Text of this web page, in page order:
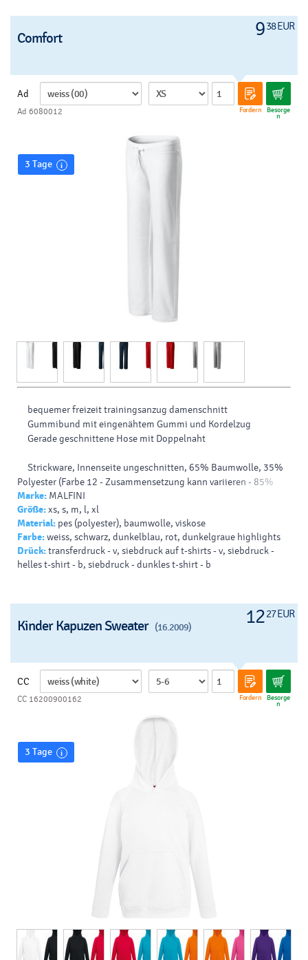
938 EUR
Comfort
Ad
Fordern Besorge
n
Ad 6080012
3 Tage
bequemer freizeit trainingsanzug damenschnitt
Gummibund mit eingenähtem Gummi und Kordelzug
Gerade geschnittene Hose mit Doppelnaht
Strickware, Innenseite ungeschnitten, 65% Baumwolle, 35%
Polyester (Farbe 12 - Zusammensetzung kann variieren - 85%
Baumwolle, 15% Viskose)
Marke: MALFINI
Größe:xs, s, m, l, xl
Material: pes (polyester), baumwolle, viskose
Farbe:weiss, schwarz, dunkelblau, rot, dunkelgraue highlights
Drück:transferdruck - v, siebdruck auf t-shirts - v, siebdruck -
helles t-shirt - b, siebdruck - dunkles t-shirt - b
1227 EUR
Kinder Kapuzen Sweater (16.2009)
CC
Fordern Besorge
n
CC 16200900162
3 Tage